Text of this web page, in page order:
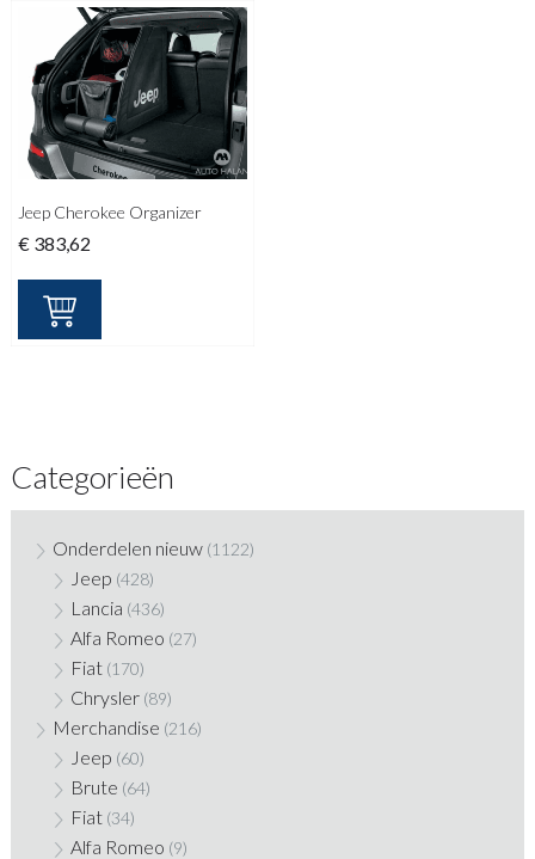
Jeep Cherokee Organizer
€ 383,62
Categorieën
Onderdelen nieuw (1122)
Jeep (428)
Lancia (436)
Alfa Romeo (27)
Fiat (170)
Chrysler (89)
Merchandise (216)
Jeep (60)
Brute (64)
Fiat (34)
Alfa Romeo (9)